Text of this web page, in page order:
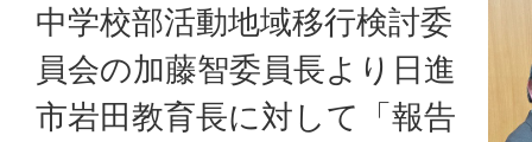
中学校部活動地域移行検討委
員会の加藤智委員長より日進
市岩田教育長に対して「報告